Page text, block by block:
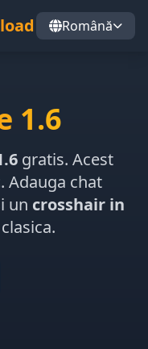
Română
1.6
gratis. Acest
. Adauga chat
un crosshair in